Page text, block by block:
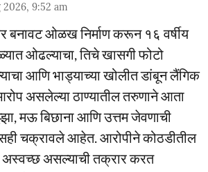
2026, 9:52 am
बनावट ओळख निर्माण करून १६ वर्षीय
ओढल्याचा, तिचे खासगी फोटो
आणि भाड्याच्या खोलीत डांबून लैंगिक
असलेल्या ठाण्यातील तरुणाने आता
मऊ बिछाना आणि उत्तम जेवणाची
चक्रावले आहेत. आरोपीने कोठडीतील
अस्वच्छ असल्याची तक्रार करत